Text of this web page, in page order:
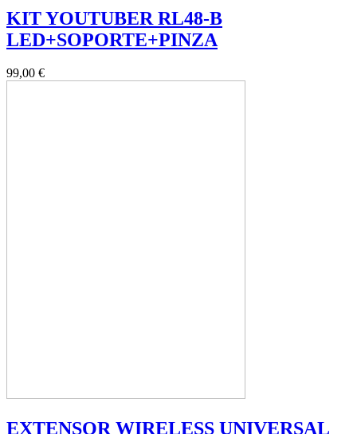
KIT YOUTUBER RL48-B
LED+SOPORTE+PINZA
99,00 €
EXTENSOR WIRELESS UNIVERSAL